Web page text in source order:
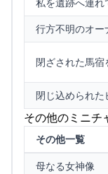
行方不明のオー
閉ざされた馬宿
閉じ込められた
その他のミニチ
その他一覧
母なる女神像